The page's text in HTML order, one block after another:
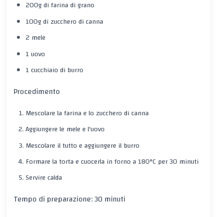
200g di farina di grano
100g di zucchero di canna
2 mele
1 uovo
1 cucchiaio di burro
Procedimento
Mescolare la farina e lo zucchero di canna
Aggiungere le mele e l'uovo
Mescolare il tutto e aggiungere il burro
Formare la torta e cuocerla in forno a 180°C per 30 minuti
Servire calda
Tempo di preparazione: 30 minuti